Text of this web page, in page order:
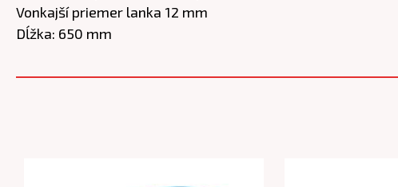
Vonkajší priemer lanka 12 mm
Dĺžka: 650 mm